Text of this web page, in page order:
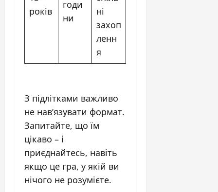
років
годи
ни
ні
захоп
ленн
я
З підлітками важливо
не нав’язувати формат.
Запитайте, що їм
цікаво – і
приєднайтесь, навіть
якщо це гра, у якій ви
нічого не розумієте.